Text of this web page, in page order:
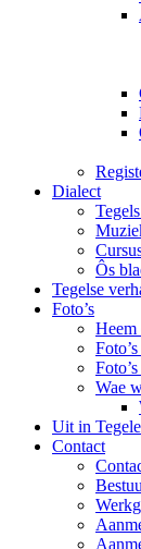
Dialect
Ôs
Tegelse
Foto’s
Wae
Uit in
Contact